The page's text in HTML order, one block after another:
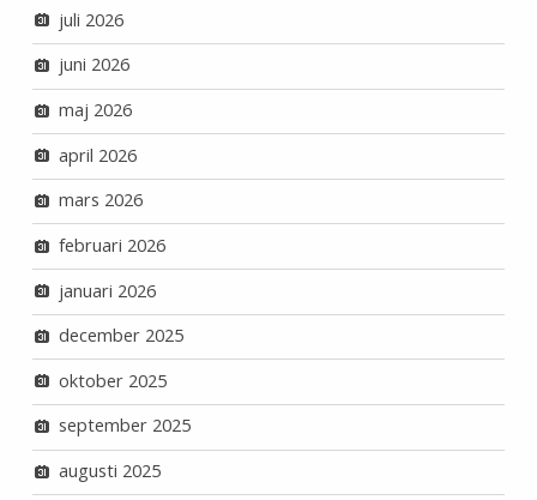
juli 2026
juni 2026
maj 2026
april 2026
mars 2026
februari 2026
januari 2026
december 2025
oktober 2025
september 2025
augusti 2025